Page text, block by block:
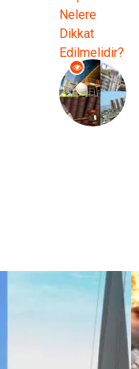
İnternet
Endüstriyel
Ürünler
Markalar
Dernekler ve
Birlikler
Moda